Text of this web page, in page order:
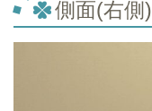
側面(右側)